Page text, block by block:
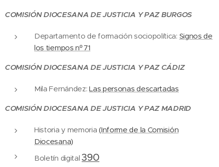
COMISIÓN DIOCESANA DE JUSTICIA Y PAZ BURGOS
Departamento de formación sociopolítica: Signos de
los tiempos nº 71
COMISIÓN DIOCESANA DE JUSTICIA Y PAZ CÁDIZ
Mila Fernández:Las personas descartadas
COMISIÓN DIOCESANA DE JUSTICIA Y PAZ MADRID
Historia y memoria(Informe de la Comisión
Diocesana)
Boletín digital390